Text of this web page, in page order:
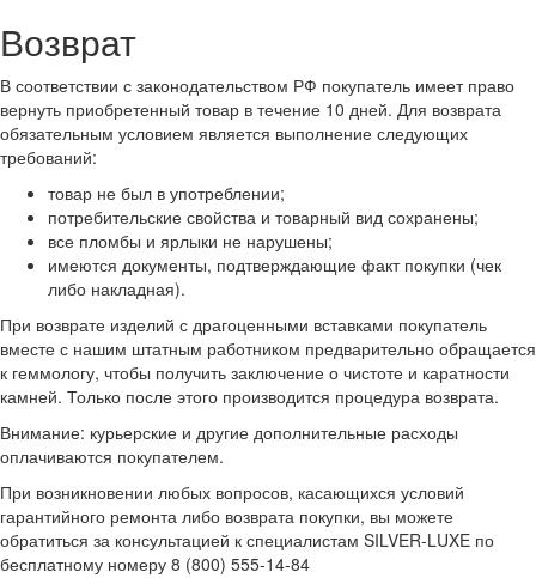
Возврат
В соответствии с законодательством РФ покупатель имеет право
вернуть приобретенный товар в течение 10 дней. Для возврата
обязательным условием является выполнение следующих
требований:
товар не был в употреблении;
потребительские свойства и товарный вид сохранены;
все пломбы и ярлыки не нарушены;
имеются документы, подтверждающие факт покупки (чек
либо накладная).
При возврате изделий с драгоценными вставками покупатель
вместе с нашим штатным работником предварительно обращается
к геммологу, чтобы получить заключение о чистоте и каратности
камней. Только после этого производится процедура возврата.
Внимание: курьерские и другие дополнительные расходы
оплачиваются покупателем.
При возникновении любых вопросов, касающихся условий
гарантийного ремонта либо возврата покупки, вы можете
обратиться за консультацией к специалистам SILVER-LUXE по
бесплатному номеру 8 (800) 555-14-84